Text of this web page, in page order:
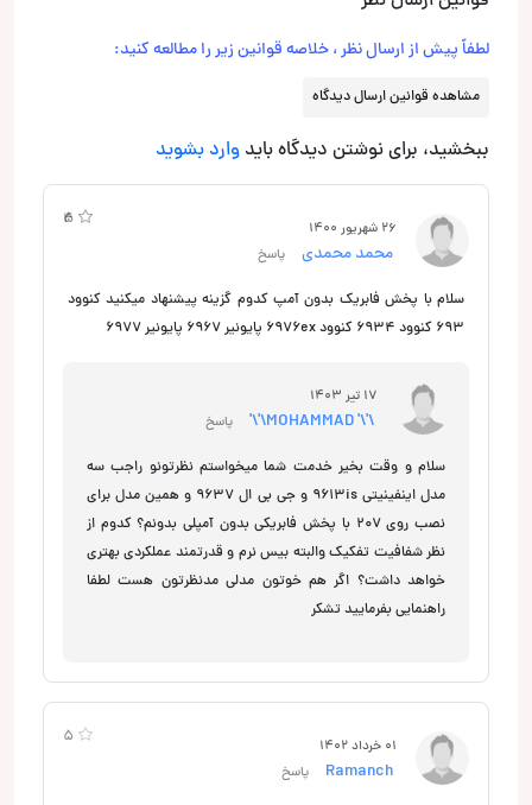
لطفاً پیش از ارسال نظر ، خلاصه قوانین زیر را مطالعه کنید:
مشاهده قوانین ارسال دیدگاه
ببخشید، برای نوشتن دیدگاه باید وارد بشوید
4 26 شهریور 1400
محمد محمدی پاسخ
سلام با پخش فابریک بدون آمپ کدوم گزینه پیشنهاد میکنید کنوود
693 کنوود 6934 کنوود 6976ex پایونیر 6967 پایونیر 6977
5
17 تیر 1403
\'\' MOHAMMAD\'\' پاسخ
سلام و وقت بخیر خدمت شما میخواستم نظرتونو راجب سه
مدل اینفینیتی 9613is و جی بی ال 9637 و همین مدل برای
نصب روی 207 با پخش فابریکی بدون آمپلی بدونم؟ کدوم از
نظر شفافیت تفکیک والبته بیس نرم و قدرتمند عملکردی بهتری
خواهد داشت؟ اگر هم خوتون مدلی مدنظرتون هست لطفا
راهنمایی بفرمایید تشکر
5 01 خرداد 1402
پاسخ